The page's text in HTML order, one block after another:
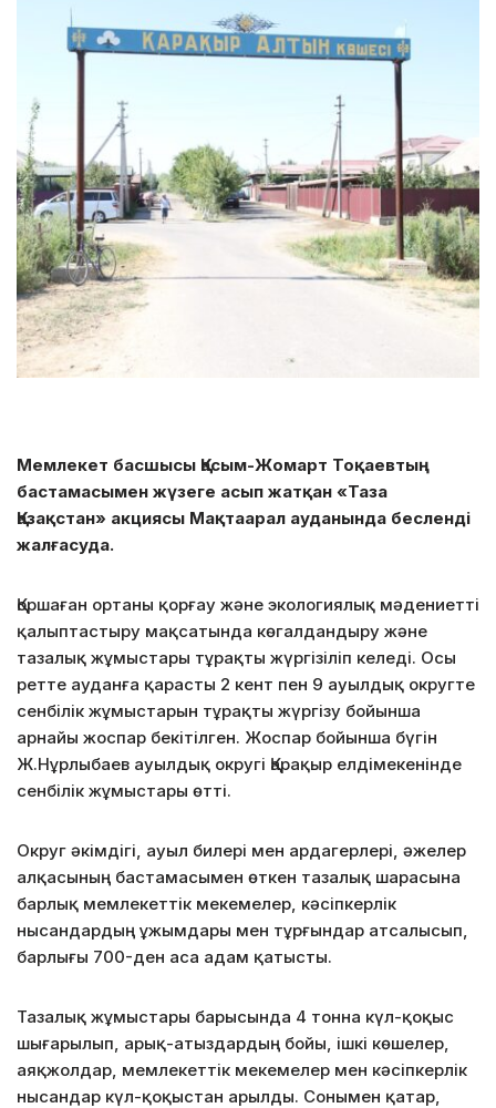
Мемлекет басшысы Қасым-Жомарт Тоқаевтың
бастамасымен жүзеге асып жатқан «Таза
Қазақстан» акциясы Мақтаарал ауданында бесленді
жалғасуда.
Қоршаған ортаны қорғау және экологиялық мәдениетті
қалыптастыру мақсатында көгалдандыру және
тазалық жұмыстары тұрақты жүргізіліп келеді. Осы
ретте ауданға қарасты 2 кент пен 9 ауылдық округте
сенбілік жұмыстарын тұрақты жүргізу бойынша
арнайы жоспар бекітілген. Жоспар бойынша бүгін
Ж.Нұрлыбаев ауылдық округі Қарақыр елдімекенінде
сенбілік жұмыстары өтті.
Округ әкімдігі, ауыл билері мен ардагерлері, әжелер
алқасының бастамасымен өткен тазалық шарасына
барлық мемлекеттік мекемелер, кәсіпкерлік
нысандардың ұжымдары мен тұрғындар атсалысып,
барлығы 700-ден аса адам қатысты.
Тазалық жұмыстары барысында 4 тонна күл-қоқыс
шығарылып, арық-атыздардың бойы, ішкі көшелер,
аяқжолдар, мемлекеттік мекемелер мен кәсіпкерлік
нысандар күл-қоқыстан арылды. Сонымен қатар,